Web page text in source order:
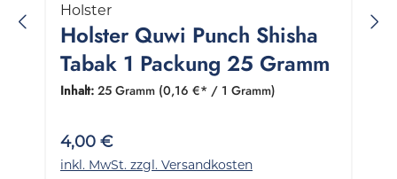
Holster
Holster Quwi Punch Shisha
Tabak 1 Packung 25 Gramm
Inhalt: 25 Gramm (0,16 €* / 1 Gramm)
4,00 €
inkl. MwSt. zzgl. Versandkosten